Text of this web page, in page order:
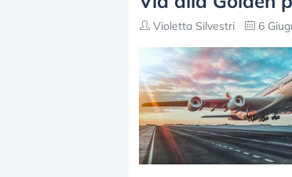
Violetta Silvestri 6